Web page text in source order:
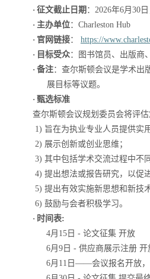
· 征文截止日期 ： 2026年6月 30日
· 主办单位： Charleston Hub
· 官网链接：
https://
· 目标受众：图书馆员、出版商
· 备注：查尔斯顿会议是学术出
展目标等议题。
· 甄选标准
查尔斯顿会议规划委员会将评
1) 旨在为执业专业人员提供实
2) 展示创新或创业思维；
3)其中包括学术交流过程中不
4)提出想法或报告研究，以促
5)提出有效实施新思想和新技
6) 鼓励与会者积极学习。
· 时间表:
4月 15 日-论文征集 开放
6月9 日-供应商展示注册 开
6月 11 日——会议报名开放